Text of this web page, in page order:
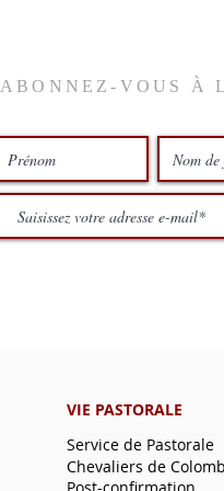
ABONNEZ-VOUS À
VIE PASTORALE
Service de Pastorale
Chevaliers de Colomb